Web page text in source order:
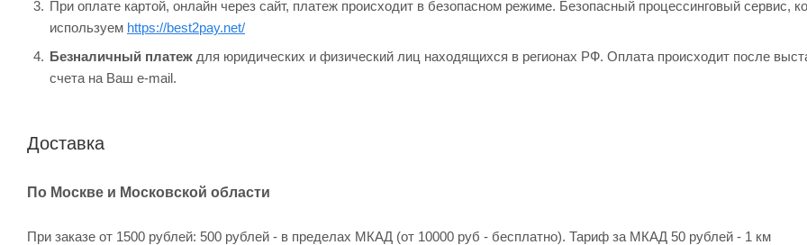
При оплате картой, онлайн через сайт, платеж происходит в безопасном режиме. Безопасный процессинговый сервис,
используем https://best2pay.net/
Безналичный платеж для юридических и физический лиц находящихся в регионах РФ. Оплата происходит после
счета на Ваш e-mail.
Доставка
По Москве и Московской области
При заказе от 1500 рублей: 500 рублей - в пределах МКАД (от 10000 руб - бесплатно). Тариф за МКАД 50 рублей - 1 км